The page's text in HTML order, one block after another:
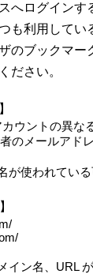
へログインす
も利用してい
のブックマー
ださい。
カウントの異
のメールアド
が使われてい
イン名、URL